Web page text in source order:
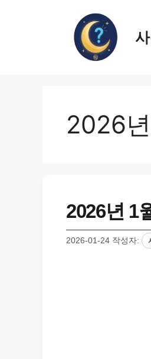
2026
2026년 1
2026-01-24 작성자: